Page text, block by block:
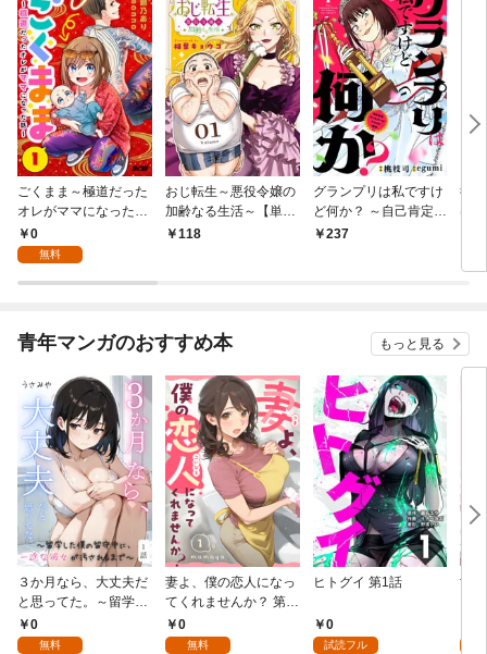
ごくまま～極道だった
オレがママになった話
～【単話】（１）
0
無料
おじ転生～悪役令嬢の
加齢なる生活～【単
話】（１）
118
グランプリは私ですけ
ど何か？ ～自己肯定モ
ンスターのミスコン無
237
後
は
青年マンガのおすすめ本 もっと見る
３か月なら、大丈夫だ
と思ってた。～留学し
た僕の留守中に、一途
な彼女が汚されるまで
0
無料
妻よ、僕の恋人になっ
てくれませんか？ 第1
話0
無料
ヒトグイ 第1話
0
試読フル
世